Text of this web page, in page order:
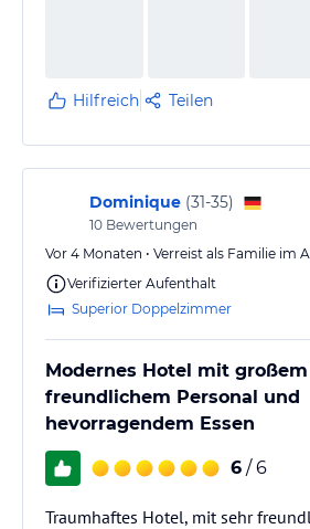
Essbereiche und saubere
gut, mehr türkisch angehaucht
Urlaub in der Türkei jedoch
hochwertige Getränke, Marken Eis
Hilfreich Teilen
Dominique (31-35)
10 Bewertungen
Vor 4 Monaten • Verreist als Familie im
Verifizierter Aufenthalt
Superior Doppelzimmer
Modernes Hotel mit großem
freundlichem Personal und
hevorragendem Essen
6 / 6
Traumhaftes Hotel, mit sehr